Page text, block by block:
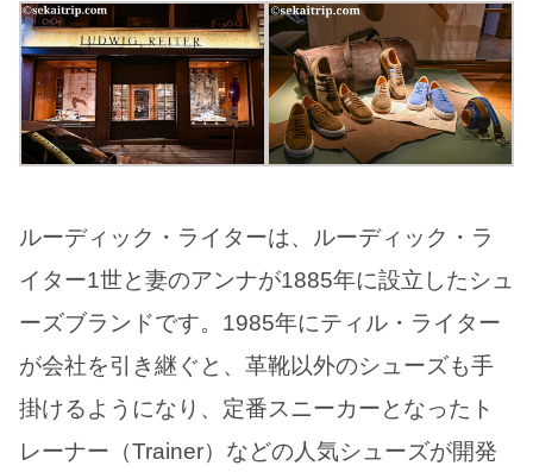
ルーディック・ライターは、ルーディック・ラ
イター1世と妻のアンナが1885年に設立したシュ
ーズブランドです。1985年にティル・ライター
が会社を引き継ぐと、革靴以外のシューズも手
掛けるようになり、定番スニーカーとなったト
レーナー（Trainer）などの人気シューズが開発